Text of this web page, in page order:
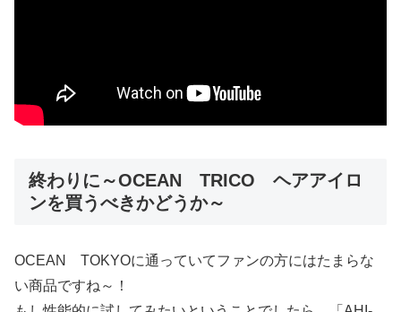
終わりに～OCEAN TRICO ヘアアイロ
ンを買うべきかどうか～
OCEAN TOKYOに通っていてファンの方にはたまらな
い商品ですね～！